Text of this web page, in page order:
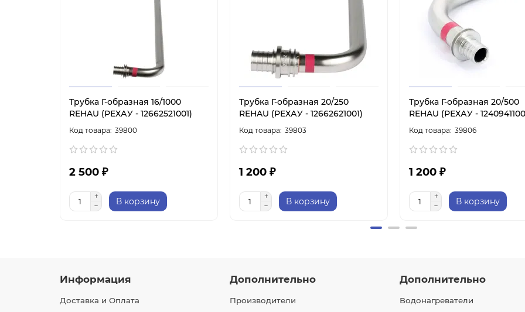
Трубка Г-образная 16/1000
REHAU (РЕХАУ - 12662521001)
39800
2 500 ₽
В корзину
Трубка Г-образная 20/250
REHAU (РЕХАУ - 12662621001)
39803
1 200 ₽
В корзину
Трубка Г-образная 20/500
REHAU (РЕХАУ -
39806
1 200 ₽
В корзину
Информация
Доставка и Оплата
Дополнительно
Производители
Дополнительно
Водонагреватели